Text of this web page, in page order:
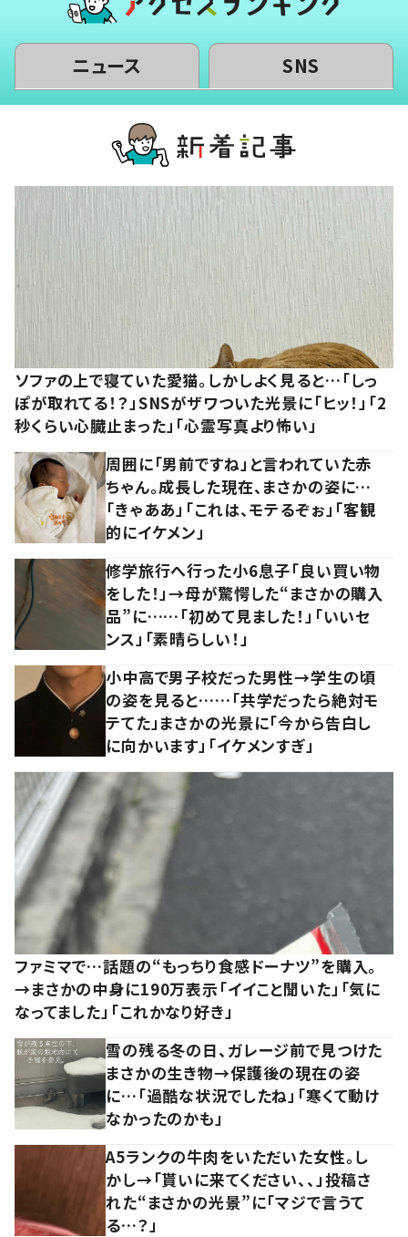
ニュース SNS
ソファの上で寝ていた愛猫。しかしよく見ると…「しっ
ぽが取れてる！？」SNSがザワついた光景に「ヒッ！」「2
秒くらい心臓止まった」「心霊写真より怖い」
周囲に「男前ですね」と言われていた赤
ちゃん。成長した現在、まさかの姿に…
「きゃああ」「これは、モテるぞぉ」「客観
的にイケメン」
修学旅行へ行った小6息子「良い買い物
をした！」→母が驚愕した“まさかの購入
品”に……「初めて見ました！」「いいセ
ンス」「素晴らしい！」
小中高で男子校だった男性→学生の頃
の姿を見ると……「共学だったら絶対モ
テてた」まさかの光景に「今から告白し
に向かいます」「イケメンすぎ」
ファミマで…話題の“もっちり食感ドーナツ”を購入。
→まさかの中身に190万表示「イイこと聞いた」「気に
なってました」「これかなり好き」
雪の残る冬の日、ガレージ前で見つけた
まさかの生き物→保護後の現在の姿
に…「過酷な状況でしたね」「寒くて動け
なかったのかも」
A5ランクの牛肉をいただいた女性。し
かし→「貰いに来てください、、」投稿さ
れた“まさかの光景”に「マジで言うて
る…？」